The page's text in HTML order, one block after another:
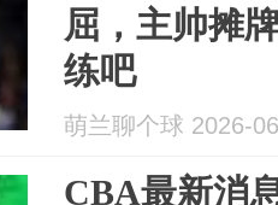
屈，主帅摊
练吧
萌兰聊个球 2026-
CBA最新消